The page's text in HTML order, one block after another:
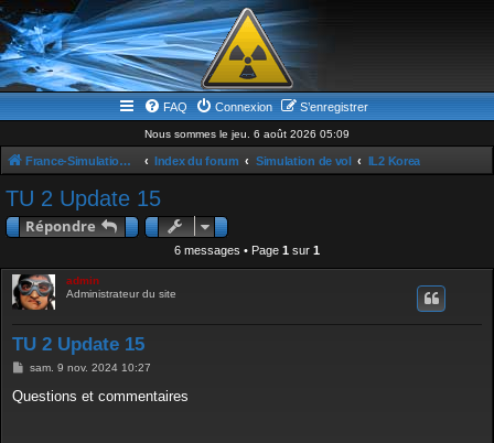
FAQ Connexion S’enregistrer
Nous sommes le jeu. 6 août 2026 05:09
France-Simulation / Simulation-france-magazine.com Index du forum Simulation de vol IL2 Korea
TU 2 Update 15
Répondre
6 messages • Page 1 sur 1
admin
Administrateur du site
TU 2 Update 15
M
s
sam. 9 nov. 2024 10:27
Questions et commentaires